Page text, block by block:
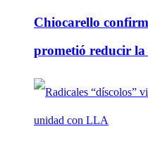
Chiocarello
prometió reducir